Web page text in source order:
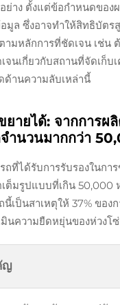
ย่าง ตั้งแต่ข้อกำหนดข
มูล ซึ่งอาจทำให้สิทธิบัต
มหลักการที่ชัดเจน เช่น
เกี่ยวกับสถานที่จัดเก็บ
านความลับเหล่านี้
ยายได้: จากการ
ำนวนมากกว่า
ถที่ได้รับการรับรองในก
ต็มรูปแบบที่เกิน 50,000
เป็นสาเหตุให้ 37% ขอ
นความยืดหยุ่นของห่วง
ญ